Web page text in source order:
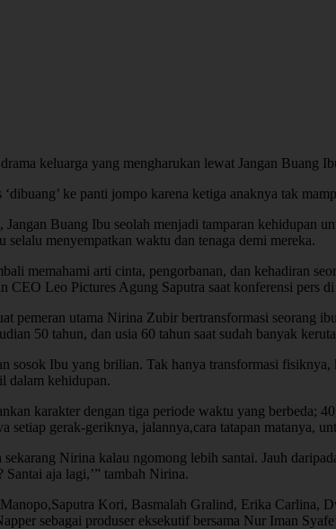
keluarga yang mengharukan lewat Jangan Buang
ke panti jompo karena ketiga anaknya tak
Buang Ibu seolah menjadi tamparan kehidupan
menyempatkan waktu dan tenaga demi mereka.
memahami arti cinta, pengorbanan, dan kehadiran
CEO Leo Pictures Agung Saputra saat konferensi pers
pemeran utama Nirina Zubir bertransformasi seorang
50 tahun, dan usia 60 tahun saat sudah banyak
Ibu yang brilian. Tak hanya transformasi
dalam kehidupan.
karakter dengan tiga periode waktu yang berbeda;
setiap gerak-geriknya, jalannya,cara tatapan matanya,
Nirina kalau ngomong lebih santai. Jauh
Santai aja lagi,’” tambah Nirina.
Kori, Basmalah Gralind, Erika Carlina,
sebagai produser eksekutif bersama Nur Iman